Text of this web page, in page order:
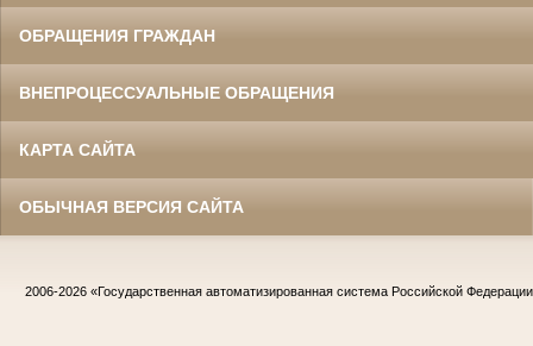
ОБРАЩЕНИЯ ГРАЖДАН
ВНЕПРОЦЕССУАЛЬНЫЕ ОБРАЩЕНИЯ
КАРТА САЙТА
ОБЫЧНАЯ ВЕРСИЯ САЙТА
2006-2026 «Государственная автоматизированная система Российской